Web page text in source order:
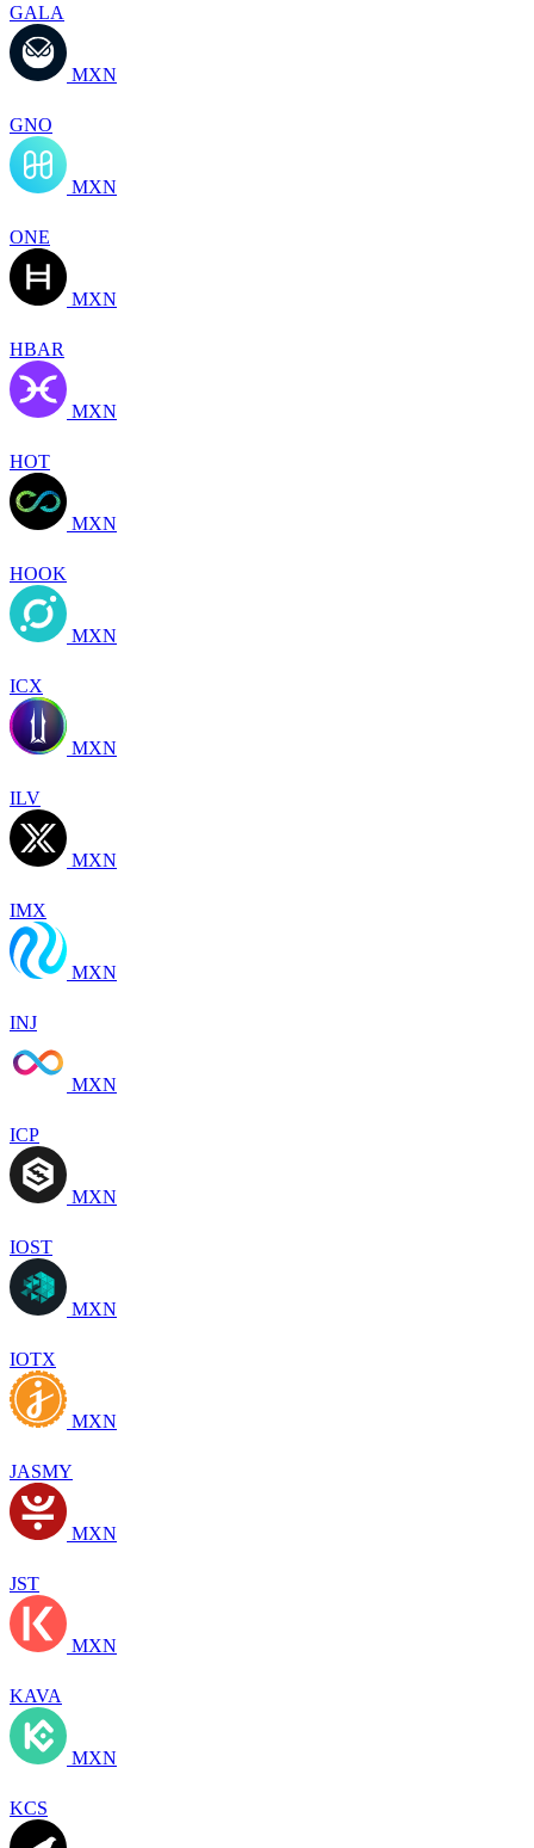
GALA
MXN
GNO
MXN
ONE
MXN
HBAR
MXN
HOT
MXN
HOOK
MXN
ICX
MXN
ILV
MXN
IMX
MXN
INJ
MXN
ICP
MXN
IOST
MXN
IOTX
MXN
JASMY
MXN
JST
MXN
KAVA
MXN
KCS